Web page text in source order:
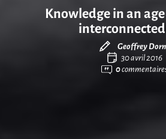
Knowledge in an
Geoffrey
30 avril 2016
0